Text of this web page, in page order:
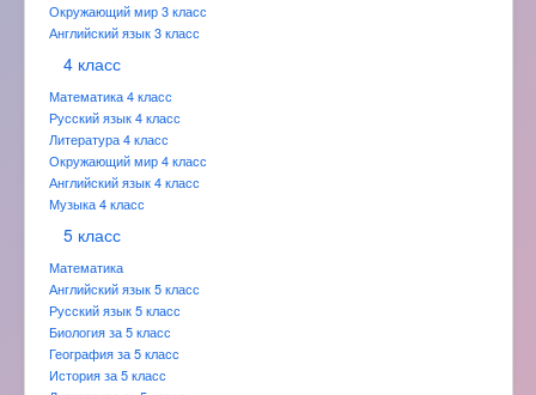
Окружающий мир 3 класс
Английский язык 3 класс
4 класс
Математика 4 класс
Русский язык 4 класс
Литература 4 класс
Окружающий мир 4 класс
Английский язык 4 класс
Музыка 4 класс
5 класс
Математика
Английский язык 5 класс
Русский язык 5 класс
Биология за 5 класс
География за 5 класс
История за 5 класс